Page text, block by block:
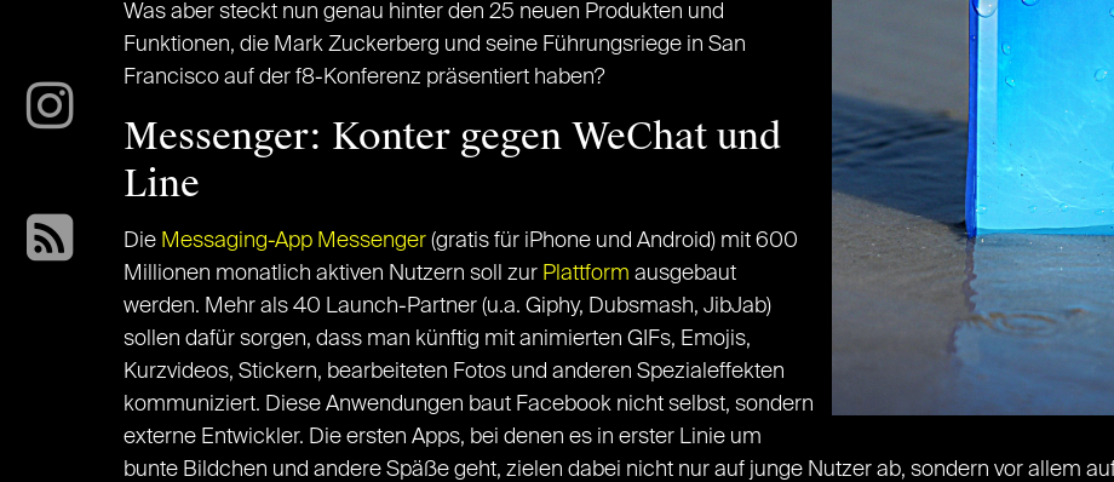
Was aber steckt nun genau hinter den 25 neuen Produkten und
Funktionen, die Mark Zuckerberg und seine Führungsriege in San
Francisco auf der f8-Konferenz präsentiert haben?
Messenger: Konter gegen WeChat und
Line
Die Messaging-App Messenger (gratis für iPhone und Android) mit 600
Millionen monatlich aktiven Nutzern soll zur Plattform ausgebaut
werden. Mehr als 40 Launch-Partner (u.a. Giphy, Dubsmash, JibJab)
sollen dafür sorgen, dass man künftig mit animierten GIFs, Emojis,
Kurzvideos, Stickern, bearbeiteten Fotos und anderen Spezialeffekten
kommuniziert. Diese Anwendungen baut Facebook nicht selbst, sondern
externe Entwickler. Die ersten Apps, bei denen es in erster Linie um
bunte Bildchen und andere Späße geht, zielen dabei nicht nur auf junge Nutzer ab, sondern vor allem